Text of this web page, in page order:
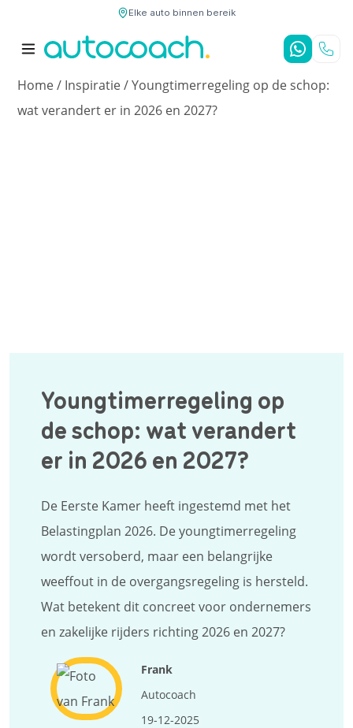
9,7/10 4,8/5
Elke auto binnen bereik
Home/ Inspiratie/Youngtimerregeling op de schop:
wat verandert er in 2026 en 2027?
Youngtimerregeling op
de schop: wat verandert
er in 2026 en 2027?
De Eerste Kamer heeft ingestemd met het
Belastingplan 2026. De youngtimerregeling
wordt versoberd, maar een belangrijke
weeffout in de overgangsregeling is hersteld.
Wat betekent dit concreet voor ondernemers
en zakelijke rijders richting 2026 en 2027?
Frank
Autocoach
19-12-2025